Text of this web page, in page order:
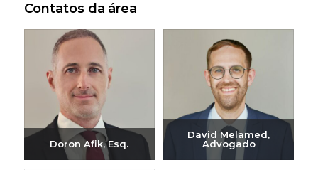
Contatos da área
Doron Afik, Esq.
David Melamed,
Advogado